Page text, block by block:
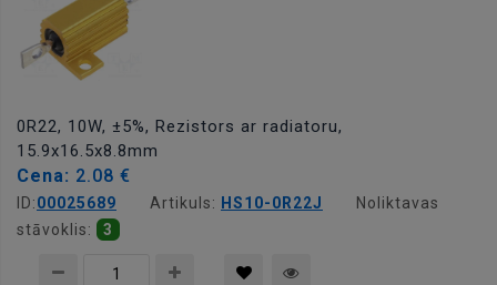
0R22, 10W, ±5%, Rezistors ar radiatoru,
15.9x16.5x8.8mm
Cena: 2.08 €
ID:00025689 Artikuls: HS10-0R22J
Noliktavas
stāvoklis:
3